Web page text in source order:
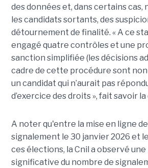
des données et, dans certains
les candidats sortants, des
détournement de finalité. « A ce
engagé quatre contrôles et une
sanction simplifiée (les décisions
cadre de cette procédure sont
un candidat qui n’aurait pas
d’exercice des droits », fait savoir
A noter qu'entre la mise en ligne
signalement le 30 janvier 2026 et
ces élections, la Cnil a observé une
significative du nombre de